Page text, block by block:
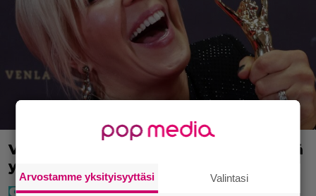
Vappu Pimiästä tuli miljoonikko – eikä
yksi milli edes riitä, näin se tapahtui
Arvostamme yksityisyyttäsi Valintasi